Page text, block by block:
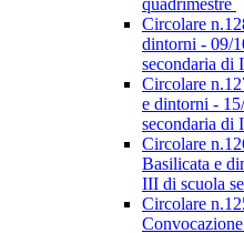
quadrimestre
Circolare
dintorni - 09/
secondaria di
Circolare
e dintorni -
secondaria di
Circolare
Basilicata e
III di scuola
Circolare